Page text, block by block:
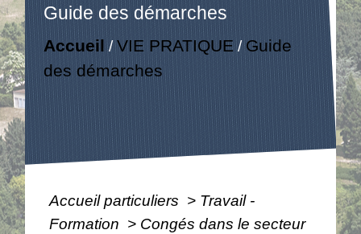
Guide des démarches
Accueil /VIE PRATIQUE / Guide
des démarches
Accueil particuliers > Travail -
Formation > Congés dans le secteur